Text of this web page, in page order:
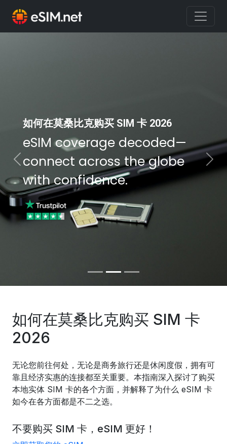
如何在莫桑比克购买 SIM 卡 2026
eSIM coverage decoded—
connect across the globe
with confidence.
Previous Next
如何在莫桑比克购买 SIM 卡
2026
无论您前往何处，无论是商务旅行还是休闲度假，拥有可
靠且经济实惠的连接都至关重要。本指南深入探讨了购买
本地实体 SIM 卡的各个方面，并解释了为什么 eSIM 卡
如今在各方面都是不二之选。
不要购买 SIM 卡，eSIM 更好！